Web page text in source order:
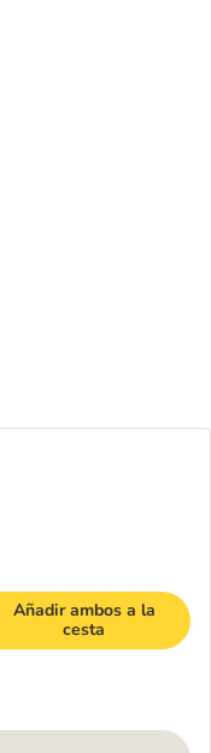
Añadir ambos a la
cesta